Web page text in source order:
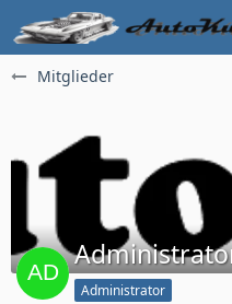
Mitglieder
Administrator